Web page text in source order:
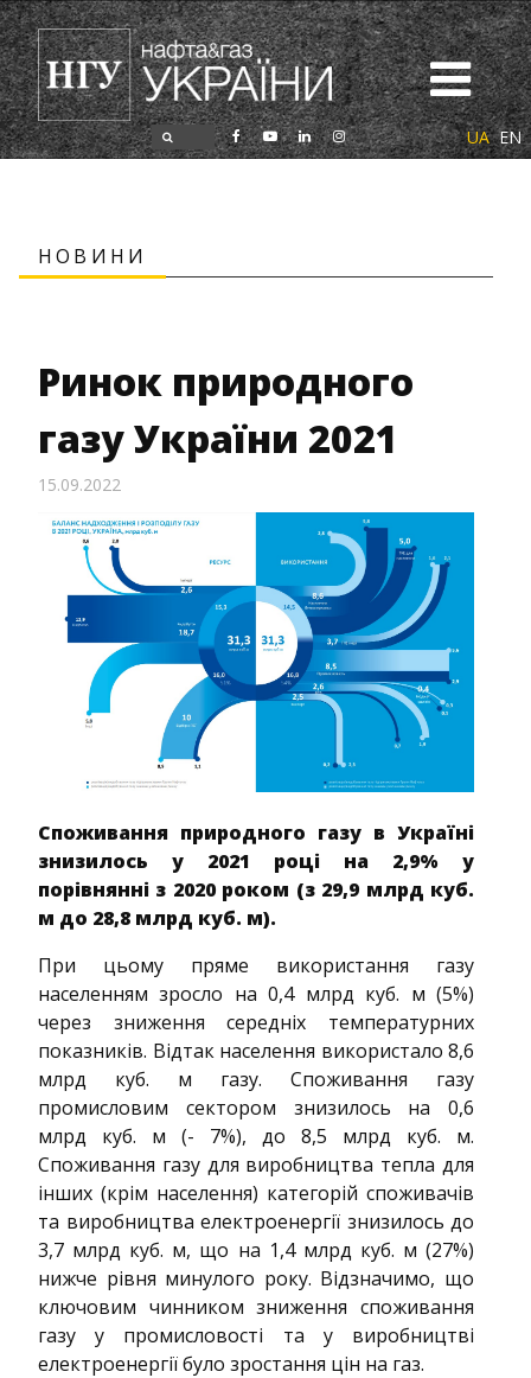
UA EN
НОВИНИ
Ринок природного
газу України 2021
15.09.2022
Споживання природного газу в Україні
знизилось у 2021 році на 2,9% у
порівнянні з 2020 роком (з 29,9 млрд куб.
м до 28,8 млрд куб. м).
При цьому пряме використання газу
населенням зросло на 0,4 млрд куб. м (5%)
через зниження середніх температурних
показників. Відтак населення використало 8,6
млрд куб. м газу. Споживання газу
промисловим сектором знизилось на 0,6
млрд куб. м (- 7%), до 8,5 млрд куб. м.
Споживання газу для виробництва тепла для
інших (крім населення) категорій споживачів
та виробництва електроенергії знизилось до
3,7 млрд куб. м, що на 1,4 млрд куб. м (27%)
нижче рівня минулого року. Відзначимо, що
ключовим чинником зниження споживання
газу у промисловості та у виробництві
електроенергії було зростання цін на газ.